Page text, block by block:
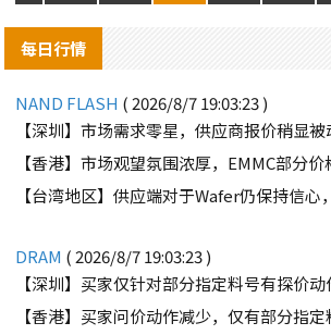
每日行情
NAND FLASH ( 2026/8/7 19:03:23 )
【深圳】市场需求零星，供应商报价稍显被
【香港】市场观望氛围浓厚，EMMC部分
DRAM ( 2026/8/7 19:03:23 )